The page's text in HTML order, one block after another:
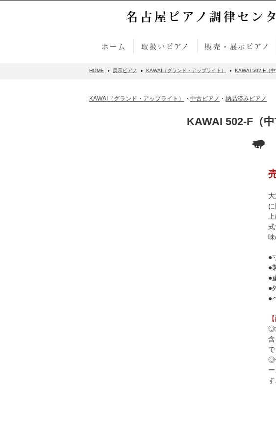
名古屋ピアノ調律セン
ホーム 取扱いピアノ 販売・展示ピアノ
HOME 展示ピアノ KAWAI（グランド・アップライト） KAWAI 502-F（中
KAWAI（グランド・アップライト） ・ 中古ピアノ ・ 納品済みピアノ
KAWAI 502-F（中
●
●
●
●
●
◎
◎
す